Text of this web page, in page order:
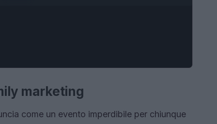
marketing
come un evento imperdibile per chiunque